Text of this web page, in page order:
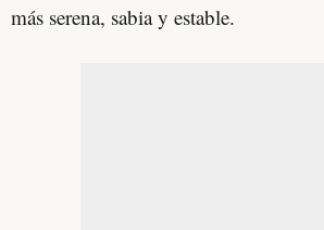
más serena, sabia y estable.